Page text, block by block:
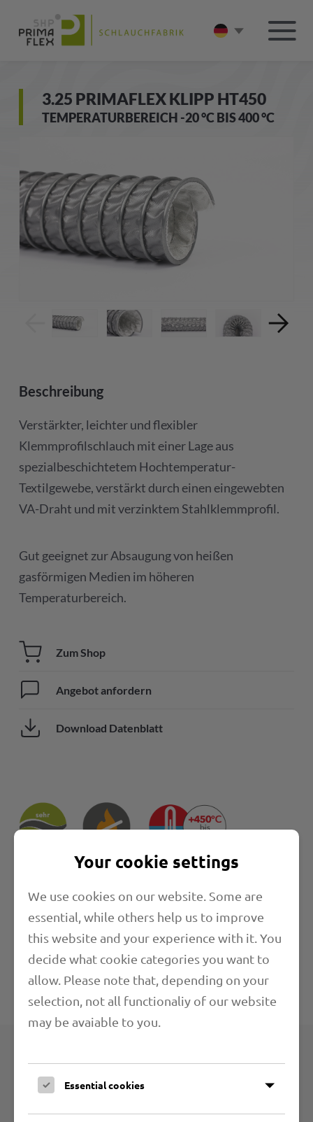
3.25 PRIMAFLEX KLIPP HT450
TEMPERATURBEREICH -20 °C BIS 400 °C
Beschreibung
Verstärkter, leichter und flexibler
Klemmprofilschlauch mit einer Lage aus
spezialbeschichtetem Hochtemperatur-
Textilgewebe, verstärkt durch einen eingewebten
VA-Draht und mit verzinktem Stahlklemmprofil.
Gut geeignet zur Absaugung von heißen
gasförmigen Medien im höheren
Temperaturbereich.
Zum Shop
Angebot anfordern
Download Datenblatt
Länge
Weitere Informationen
Technische Angaben
Produktgruppen
Your cookie settings
We use cookies on our website. Some are
essential, while others help us to improve
this website and your experience with it. You
decide what cookie categories you want to
allow. Please note that, depending on your
selection, not all functionaliy of our website
may be avaiable to you.
Essential cookies